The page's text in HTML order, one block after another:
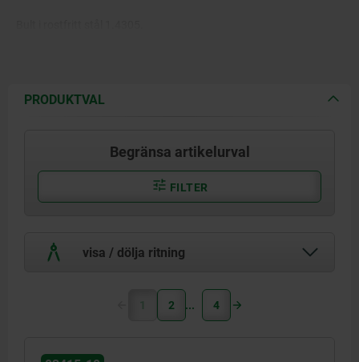
stål 1.4310.
PRODUKTVAL
Begränsa artikelurval
FILTER
visa / dölja ritning
1 2 4